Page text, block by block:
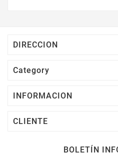
DIRECCION
Category
INFORMACION
CLIENTE
BOLETÍN